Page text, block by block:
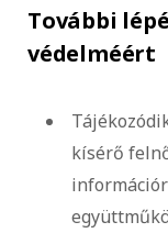
További
védelméért
kísérő